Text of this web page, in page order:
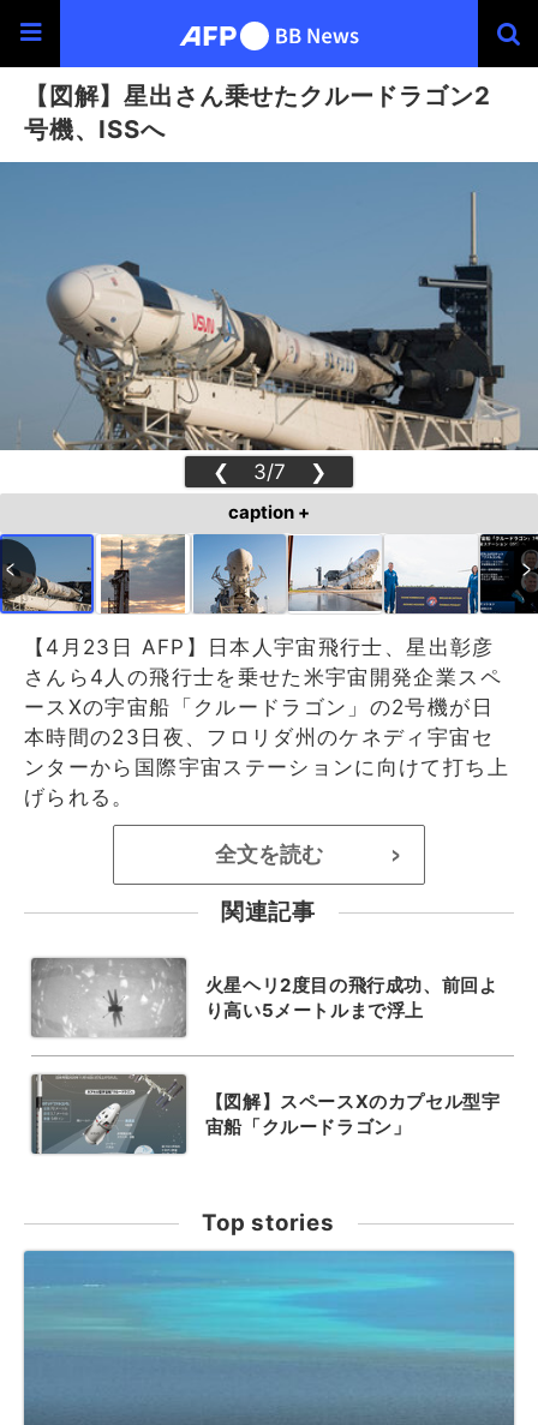
【図解】星出さん乗せたクルードラゴン2
号機、ISSへ
❮ 3/7 ❯
caption +
【4月23日 AFP】日本人宇宙飛行士、星出彰彦
さんら4人の飛行士を乗せた米宇宙開発企業スペ
ースXの宇宙船「クルードラゴン」の2号機が日
本時間の23日夜、フロリダ州のケネディ宇宙セ
ンターから国際宇宙ステーションに向けて打ち上
げられる。
全文を読む >
関連記事
火星ヘリ2度目の飛行成功、前回よ
り高い5メートルまで浮上
【図解】スペースXのカプセル型宇
宙船「クルードラゴン」
Top stories